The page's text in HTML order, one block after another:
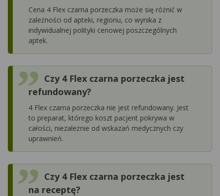
Cena 4 Flex czarna porzeczka może się różnić w
zależności od apteki, regionu, co wynika z
indywidualnej polityki cenowej poszczególnych
aptek.
Czy 4 Flex czarna porzeczka jest
refundowany?
4 Flex czarna porzeczka nie jest refundowany. Jest
to preparat, którego koszt pacjent pokrywa w
całości, niezależnie od wskazań medycznych czy
uprawnień.
Czy 4 Flex czarna porzeczka jest
na receptę?